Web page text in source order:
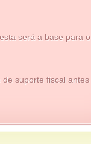
será a base para o
suporte fiscal antes